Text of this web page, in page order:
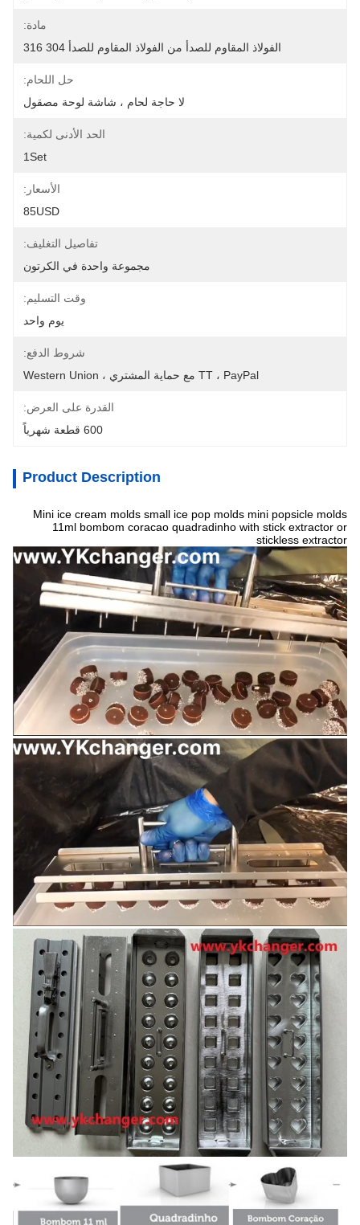
مادة:
الفولاذ المقاوم للصدأ من الفولاذ المقاوم للصدأ 304 316
حل اللحام:
لا حاجة لحام ، شاشة لوحة مصقول
الحد الأدنى لكمية:
1Set
الأسعار:
85USD
تفاصيل التغليف:
مجموعة واحدة في الكرتون
وقت التسليم:
يوم واحد
شروط الدفع:
TT ، PayPal مع حماية المشتري ، Western Union
القدرة على العرض:
600 قطعة شهرياً
Product Description
Mini ice cream molds small ice pop molds mini popsicle molds
11ml bombom coracao quadradinho with stick extractor or
stickless extractor